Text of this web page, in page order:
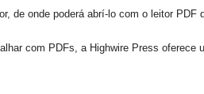
de onde poderá abrí-lo com o leitor PDF
com PDFs, a Highwire Press oferece